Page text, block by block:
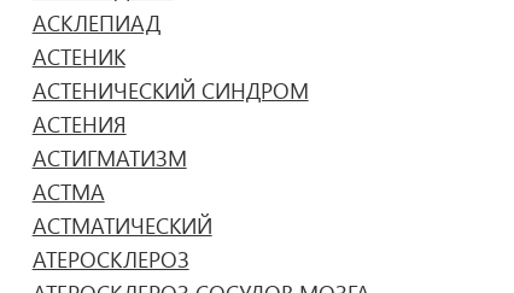
АСКЛЕПИАД
АСТЕНИК
АСТЕНИЧЕСКИЙ СИНДРОМ
АСТЕНИЯ
АСТИГМАТИЗМ
АСТМА
АСТМАТИЧЕСКИЙ
АТЕРОСКЛЕРОЗ